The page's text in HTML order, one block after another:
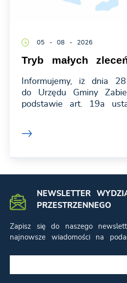
05 - 08 - 2026
Tryb małych
Informujemy, iż dnia
do Urzędu Gminy
podstawie art. 19a
NEWSLETTER
PRZESTRZENNEGO
Zapisz się do naszego
najnowsze wiadomości na